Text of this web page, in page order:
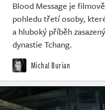
Blood Message je
pohledu třetí osoby,
a hluboký příběh
dynastie Tchang.
Michal Burian